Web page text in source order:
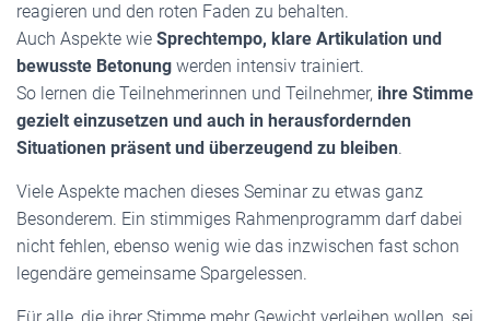
reagieren und den roten Faden zu behalten.
Auch Aspekte wie Sprechtempo, klare Artikulation und
bewusste Betonung werden intensiv trainiert.
So lernen die Teilnehmerinnen und Teilnehmer, ihre Stimme
gezielt einzusetzen und auch in herausfordernden
Situationen präsent und überzeugend zu bleiben.
Viele Aspekte machen dieses Seminar zu etwas ganz
Besonderem. Ein stimmiges Rahmenprogramm darf dabei
nicht fehlen, ebenso wenig wie das inzwischen fast schon
legendäre gemeinsame Spargelessen.